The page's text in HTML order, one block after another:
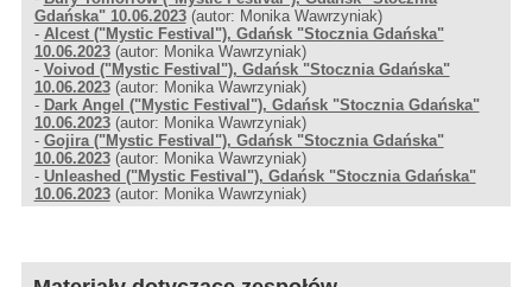
Gdańska" 10.06.2023(autor: Monika Wawrzyniak)
- Alcest ("Mystic Festival"), Gdańsk "Stocznia Gdańska"
10.06.2023(autor: Monika Wawrzyniak)
- Voivod ("Mystic Festival"), Gdańsk "Stocznia Gdańska"
10.06.2023(autor: Monika Wawrzyniak)
- Dark Angel ("Mystic Festival"), Gdańsk "Stocznia Gdańska"
10.06.2023(autor: Monika Wawrzyniak)
- Gojira ("Mystic Festival"), Gdańsk "Stocznia Gdańska"
10.06.2023(autor: Monika Wawrzyniak)
- Unleashed ("Mystic Festival"), Gdańsk "Stocznia Gdańska"
10.06.2023(autor: Monika Wawrzyniak)